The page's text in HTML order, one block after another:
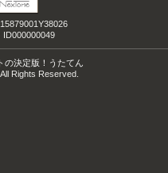
ID000000049
の決定版！うたてん
Rights Reserved.